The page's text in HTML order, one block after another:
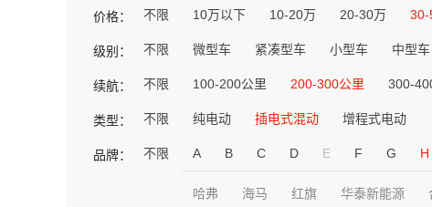
价格： 不限 10万以下 10-20万 20-30万 30-
级别： 不限 微型车 紧凑型车 小型车 中型车
续航： 不限 100-200公里 200-300公里 300-
类型： 不限 纯电动 插电式混动 增程式电动
品牌： 不限 A B C D E F G H
哈弗 海马 红旗 华泰新能源